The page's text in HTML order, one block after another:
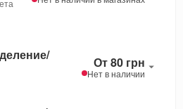
От 80 грн
Нет в наличии